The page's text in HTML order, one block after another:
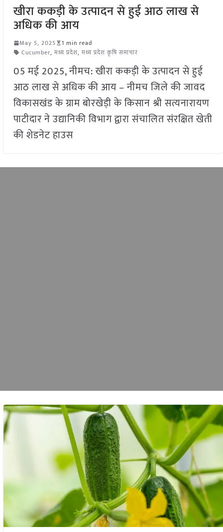
खीरा ककड़ी के उत्पादन से हुई आठ लाख से
अधिक की आय
May 5, 2025
1 min read
Cucumber, मध्य प्रदेश, मध्य प्रदेश कृषि समाचार
05 मई 2025, नीमच: खीरा ककड़ी के उत्पादन से हुई
आठ लाख से अधिक की आय – नीमच जिले की जावद
विकासखंड के ग्राम बोरखेड़ी के किसान श्री सत्यनारायण
पाटीदार ने उद्यानिकी विभाग द्वारा संचालित संरक्षित खेती
की शेडनेट हाउस